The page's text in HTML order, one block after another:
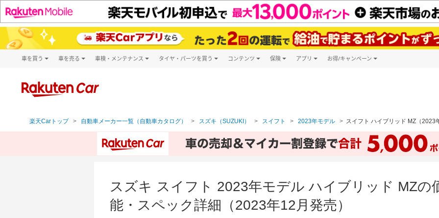
車を買う
新車
車を売る 車検・メンテナンス タイヤ・パーツを買う コンテンツ 保険 アプリ お得/キャンペーン
楽天Carトップ 自動車メーカー一覧（自動車カタログ） スズキ（SUZUKI） スイフト 2023年モデル スイフト ハイブリッド MZ（2023
スズキ スイフト 2023年モデル ハイブリッド MZの
能・スペック詳細（2023年12月発売）